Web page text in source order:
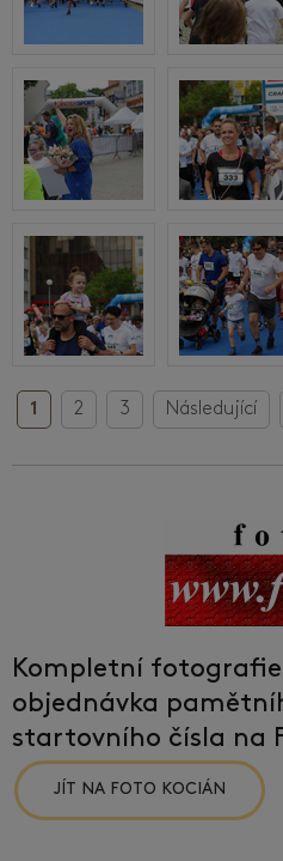
1 2 3 Následující
Kompletní fotografie
objednávka
startovního čísla na
JÍT NA FOTO KOCIÁN